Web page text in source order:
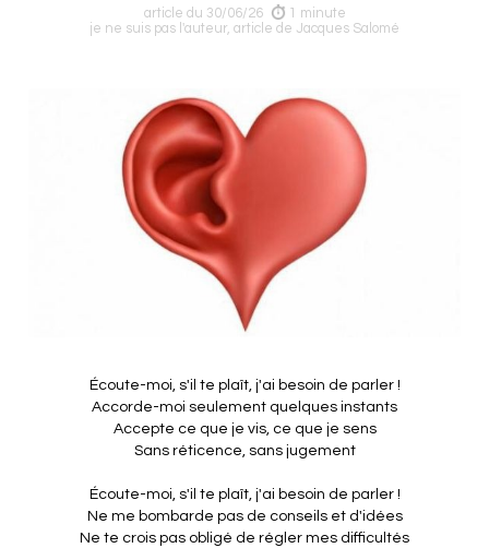
article du 30/06/26
1 minute
je ne suis pas l'auteur, article de Jacques Salomé
Écoute-moi, s'il te plaît, j'ai besoin de parler !
Accorde-moi seulement quelques instants
Accepte ce que je vis, ce que je sens
Sans réticence, sans jugement
Écoute-moi, s'il te plaît, j'ai besoin de parler !
Ne me bombarde pas de conseils et d'idées
Ne te crois pas obligé de régler mes difficultés